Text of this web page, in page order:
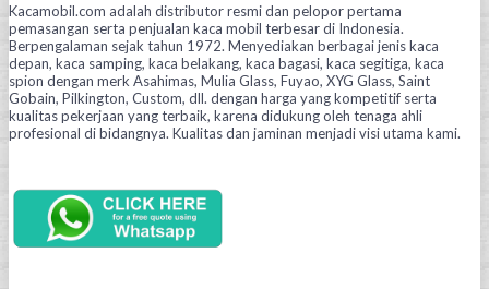
Kacamobil.com adalah distributor resmi dan pelopor pertama
pemasangan serta penjualan kaca mobil terbesar di Indonesia.
Berpengalaman sejak tahun 1972. Menyediakan berbagai jenis kaca
depan, kaca samping, kaca belakang, kaca bagasi, kaca segitiga, kaca
spion dengan merk Asahimas, Mulia Glass, Fuyao, XYG Glass, Saint
Gobain, Pilkington, Custom, dll. dengan harga yang kompetitif serta
kualitas pekerjaan yang terbaik, karena didukung oleh tenaga ahli
profesional di bidangnya. Kualitas dan jaminan menjadi visi utama kami.